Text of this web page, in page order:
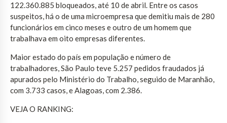
122.360.885 bloqueados, até 10 de abril. Entre os casos
suspeitos, há o de uma microempresa que demitiu mais de 280
funcionários em cinco meses e outro de um homem que
trabalhava em oito empresas diferentes.
Maior estado do país em população e número de
trabalhadores, São Paulo teve 5.257 pedidos fraudados já
apurados pelo Ministério do Trabalho, seguido de Maranhão,
com 3.733 casos, e Alagoas, com 2.386.
VEJA O RANKING: